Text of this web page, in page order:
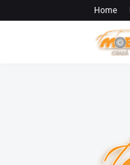
Home